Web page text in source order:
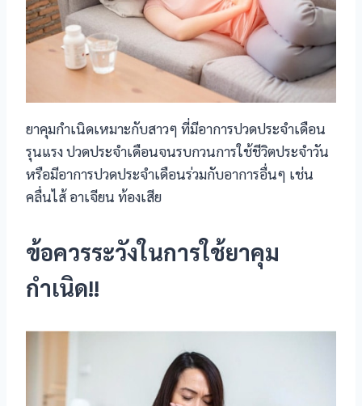
ยาคุมกำเนิดเหมาะกับสาวๆ ที่มีอาการปวดประจำเดือน
รุนแรง ปวดประจำเดือนจนรบกวนการใช้ชีวิตประจำวัน
หรือมีอาการปวดประจำเดือนร่วมกับอาการอื่นๆ เช่น
คลื่นไส้ อาเจียน ท้องเสีย
ข้อควรระวังในการใช้ยาคุม
กำเนิด!!